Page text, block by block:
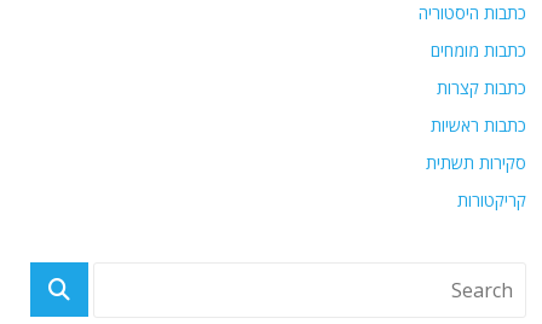
כתבות היסטוריה
כתבות מומחים
כתבות קצרות
כתבות ראשיות
סקירות תשתית
קריקטורות